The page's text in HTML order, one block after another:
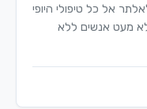
אל כל טיפולי היופי
מעט אנשים ללא